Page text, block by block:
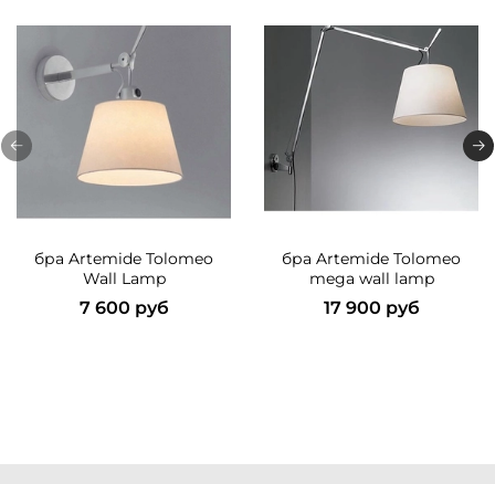
бра Artemide Tolomeo
Wall Lamp
7 600 руб
бра Artemide Tolomeo
mega wall lamp
17 900 руб